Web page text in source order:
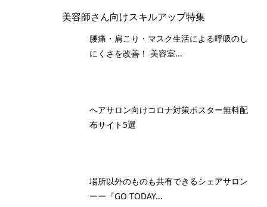
美容師さん向けスキルアップ特集
腰痛・肩こり・マスク生活による呼吸のし
にくさを改善！ 美容室...
ヘアサロン向けコロナ対策ポスター無料配
布サイト5選
場所以外のものも共有できるシェアサロン
ーー『GO TODAY...